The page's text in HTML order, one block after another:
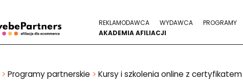
REKLAMODAWCA WYDAWCA PROGRAMY
AKADEMIA AFILIACJI
> Programy partnerskie > Kursy i szkolenia online z certyfikatem